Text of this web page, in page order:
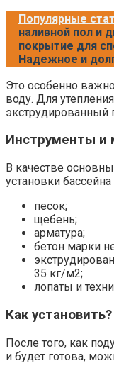
Популярные
наливной пол и
покрытие для
Надежное и
Это особенно
воду. Для
экструдированный
Инструменты и
В качестве
установки
песок;
щебень;
арматура;
бетон марки
35 кг/м2;
лопаты и
Как установить?
После того, как
и будет готова,